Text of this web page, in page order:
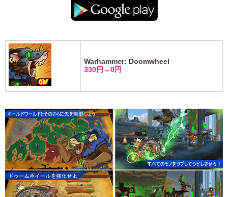
Warhammer: Doomwheel
330円→0円